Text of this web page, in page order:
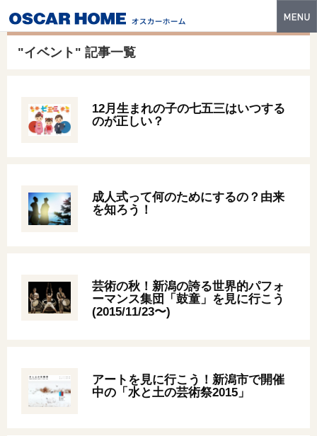
イベント・モデルハウス
建築実例
フォトギャラリー
スマートセレクト
土地情報
"イベント" 記事一覧
12月生まれの子の七五三はいつする
のが正しい？
成人式って何のためにするの？由来
を知ろう！
芸術の秋！新潟の誇る世界的パフォ
ーマンス集団「鼓童」を見に行こう
(2015/11/23〜)
アートを見に行こう！新潟市で開催
中の「水と土の芸術祭2015」